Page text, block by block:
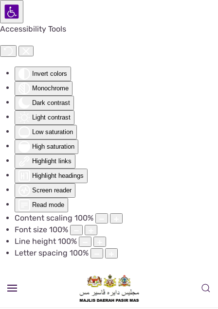
Accessibility Tools
Invert colors
Monochrome
Dark contrast
Light contrast
Low saturation
High saturation
Highlight links
Highlight headings
Screen reader
Read mode
Content scaling 100%
Font size 100%
Line height 100%
Letter spacing 100%